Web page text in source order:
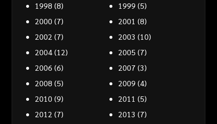
1998 (8) 1999 (5)
2000 (7) 2001 (8)
2002 (7) 2003 (10)
2004(12) 2005 (7)
2006 (6) 2007 (3)
2008 (5) 2009 (4)
2010 (9) 2011 (5)
2012 (7) 2013 (7)